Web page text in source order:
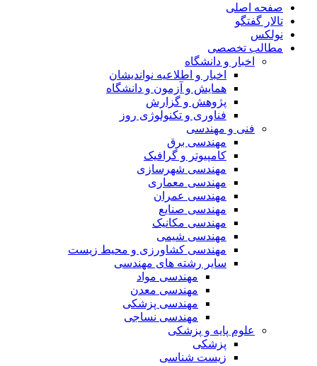
صفحه اصلی
تالار گفتگو
نولکس
مطالب تخصصی
اخبار و دانشگاه
اخبار و اطلاعیه نواندیشان
همایش و آزمون و دانشگاه
پژوهش و گزارش
فناوری و تکنولوژی روز
فنی و مهندسی
مهندسی برق
کامپیوتر و گرافیک
مهندسی شهرسازی
مهندسی معماری
مهندسی عمران
مهندسی صنایع
مهندسی مکانیک
مهندسی شیمی
مهندسی کشاورزی و محیط زیست
سایر رشته های مهندسی
مهندسی مواد
مهندسی معدن
مهندسی پزشکی
مهندسی نساجی
علوم پایه و پزشکی
پزشکی
زیست شناسی